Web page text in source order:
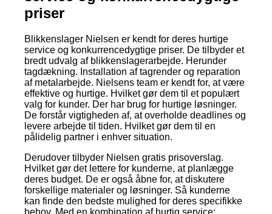
priser
Blikkenslager Nielsen er kendt for deres hurtige
service og konkurrencedygtige priser. De tilbyder et
bredt udvalg af blikkenslagerarbejde. Herunder
tagdækning. Installation af tagrender og reparation
af metalarbejde. Nielsens team er kendt for, at være
effektive og hurtige. Hvilket gør dem til et populært
valg for kunder. Der har brug for hurtige løsninger.
De forstår vigtigheden af, at overholde deadlines og
levere arbejde til tiden. Hvilket gør dem til en
pålidelig partner i enhver situation.
Derudover tilbyder Nielsen gratis prisoverslag.
Hvilket gør det lettere for kunderne, at planlægge
deres budget. De er også åbne for, at diskutere
forskellige materialer og løsninger. Så kunderne
kan finde den bedste mulighed for deres specifikke
behov. Med en kombination af hurtig service;